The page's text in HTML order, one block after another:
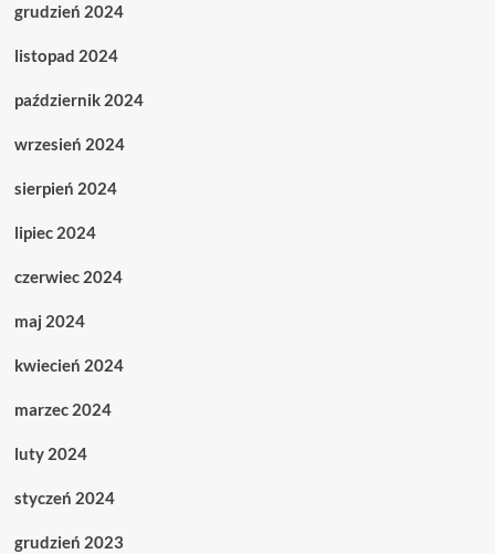
grudzień 2024
listopad 2024
październik 2024
wrzesień 2024
sierpień 2024
lipiec 2024
czerwiec 2024
maj 2024
kwiecień 2024
marzec 2024
luty 2024
styczeń 2024
grudzień 2023